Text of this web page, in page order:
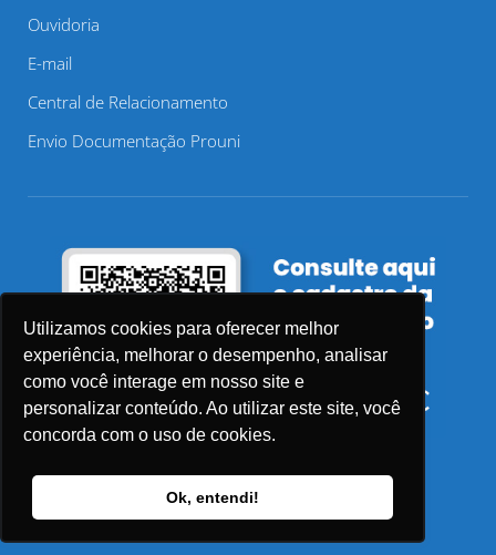
Utilizamos cookies para oferecer melhor
experiência, melhorar o desempenho, analisar
como você interage em nosso site e
personalizar conteúdo. Ao utilizar este site, você
concorda com o uso de cookies.
Ok, entendi!
Ouvidoria
E-mail
Central de Relacionamento
Envio Documentação Prouni